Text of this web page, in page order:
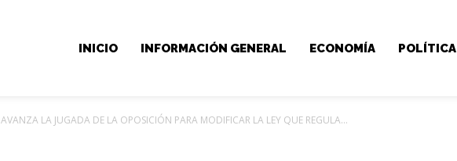
INICIO INFORMACIÓN GENERAL ECONOMÍA POLÍTICA
AVANZA LA JUGADA DE LA OPOSICIÓN PARA MODIFICAR LA LEY QUE REGULA...